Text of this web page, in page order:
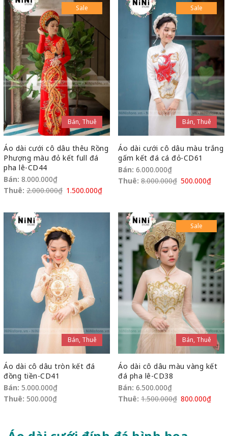
Bán, Thuê
Sale
Áo dài cưới cô dâu thêu Rồng
Phượng màu đỏ kết full đá
pha lê-CD44
Bán: 8.000.000₫
Thuê: 2.000.000₫ 1.500.000₫
Bán, Thuê
Sale
Áo dài cưới cô dâu màu trắng
gấm kết đá cá đỏ-CD61
Bán: 6.000.000₫
Thuê: 8.000.000₫ 500.000₫
Bán, Thuê
Áo dài cô dâu tròn kết đá
đồng tiền-CD41
Bán: 5.000.000₫
Thuê: 500.000₫
Bán, Thuê
Sale
Áo dài cô dâu màu vàng kết
đá pha lê-CD38
Bán: 6.500.000₫
Thuê: 1.500.000₫ 800.000₫